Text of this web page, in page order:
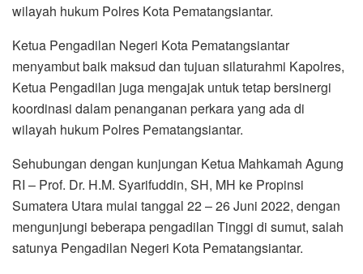
wilayah hukum Polres Kota Pematangsiantar.
Ketua Pengadilan Negeri Kota Pematangsiantar
menyambut baik maksud dan tujuan silaturahmi Kapolres,
Ketua Pengadilan juga mengajak untuk tetap bersinergi
koordinasi dalam penanganan perkara yang ada di
wilayah hukum Polres Pematangsiantar.
Sehubungan dengan kunjungan Ketua Mahkamah Agung
RI – Prof. Dr. H.M. Syarifuddin, SH, MH ke Propinsi
Sumatera Utara mulai tanggal 22 – 26 Juni 2022, dengan
mengunjungi beberapa pengadilan Tinggi di sumut, salah
satunya Pengadilan Negeri Kota Pematangsiantar.